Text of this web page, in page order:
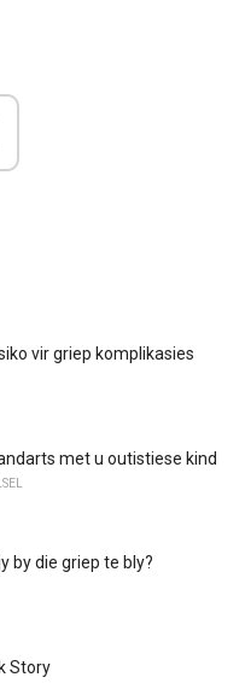
vir griep komplikasies
met u outistiese kind
by die griep te bly?
Story